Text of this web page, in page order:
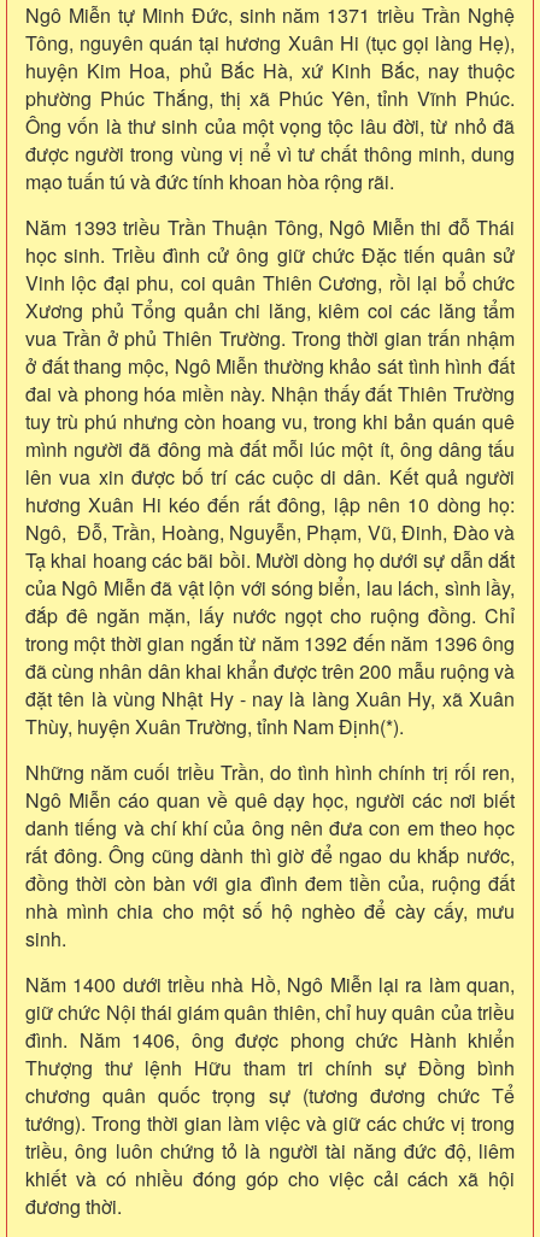
Ngô Miễn tự Minh Đức, sinh năm 1371 triều Trần Nghệ
Tông, nguyên quán tại hương Xuân Hi (tục gọi làng Hẹ),
huyện Kim Hoa, phủ Bắc Hà, xứ Kinh Bắc, nay thuộc
phường Phúc Thắng, thị xã Phúc Yên, tỉnh Vĩnh Phúc.
Ông vốn là thư sinh của một vọng tộc lâu đời, từ nhỏ đã
được người trong vùng vị nể vì tư chất thông minh, dung
mạo tuấn tú và đức tính khoan hòa rộng rãi.
Năm 1393 triều Trần Thuận Tông, Ngô Miễn thi đỗ Thái
học sinh. Triều đình cử ông giữ chức Đặc tiến quân sử
Vinh lộc đại phu, coi quân Thiên Cương, rồi lại bổ chức
Xương phủ Tổng quản chi lăng, kiêm coi các lăng tẩm
vua Trần ở phủ Thiên Trường. Trong thời gian trấn nhậm
ở đất thang mộc, Ngô Miễn thường khảo sát tình hình đất
đai và phong hóa miền này. Nhận thấy đất Thiên Trường
tuy trù phú nhưng còn hoang vu, trong khi bản quán quê
mình người đã đông mà đất mỗi lúc một ít, ông dâng tấu
lên vua xin được bố trí các cuộc di dân. Kết quả người
hương Xuân Hi kéo đến rất đông, lập nên 10 dòng họ:
Ngô, Đỗ, Trần, Hoàng, Nguyễn, Phạm, Vũ, Đinh, Đào và
Tạ khai hoang các bãi bồi. Mười dòng họ dưới sự dẫn dắt
của Ngô Miễn đã vật lộn với sóng biển, lau lách, sình lầy,
đắp đê ngăn mặn, lấy nước ngọt cho ruộng đồng. Chỉ
trong một thời gian ngắn từ năm 1392 đến năm 1396 ông
đã cùng nhân dân khai khẩn được trên 200 mẫu ruộng và
đặt tên là vùng Nhật Hy - nay là làng Xuân Hy, xã Xuân
Thùy, huyện Xuân Trường, tỉnh Nam Định(*).
Những năm cuối triều Trần, do tình hình chính trị rối ren,
Ngô Miễn cáo quan về quê dạy học, người các nơi biết
danh tiếng và chí khí của ông nên đưa con em theo học
rất đông. Ông cũng dành thì giờ để ngao du khắp nước,
đồng thời còn bàn với gia đình đem tiền của, ruộng đất
nhà mình chia cho một số hộ nghèo để cày cấy, mưu
sinh.
Năm 1400 dưới triều nhà Hồ, Ngô Miễn lại ra làm quan,
giữ chức Nội thái giám quân thiên, chỉ huy quân của triều
đình. Năm 1406, ông được phong chức Hành khiển
Thượng thư lệnh Hữu tham tri chính sự Đồng bình
chương quân quốc trọng sự (tương đương chức Tể
tướng). Trong thời gian làm việc và giữ các chức vị trong
triều, ông luôn chứng tỏ là người tài năng đức độ, liêm
khiết và có nhiều đóng góp cho việc cải cách xã hội
đương thời.